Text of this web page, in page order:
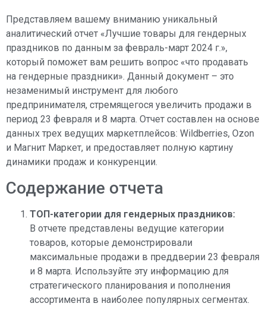
AI Assistant:
Представляем вашему вниманию уникальный
аналитический отчет «Лучшие товары для гендерных
праздников по данным за февраль-март 2024 г.»,
который поможет вам решить вопрос «что продавать
на гендерные праздники». Данный документ – это
незаменимый инструмент для любого
предпринимателя, стремящегося увеличить продажи в
период 23 февраля и 8 марта. Отчет составлен на основе
данных трех ведущих маркетплейсов: Wildberries, Ozon
и Магнит Маркет, и предоставляет полную картину
динамики продаж и конкуренции.
Содержание отчета
ТОП-категории для гендерных праздников:
В отчете представлены ведущие категории
товаров, которые демонстрировали
максимальные продажи в преддверии 23 февраля
и 8 марта. Используйте эту информацию для
стратегического планирования и пополнения
ассортимента в наиболее популярных сегментах.